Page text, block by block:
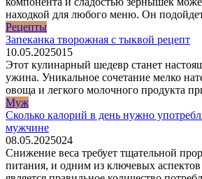
находкой для любого меню. Он
Рецепты
Запеканка творожная с тыквой рецепт
10.05.2025015
Этот кулинарный шедевр станет
ужина. Уникальное сочетание мелко
овоща и легкого молочного продукта
Муж
Сколько калорий в день нужно
мужчине
08.05.2025024
Снижение веса требует тщательной
питания, и одним из ключевых аспектов